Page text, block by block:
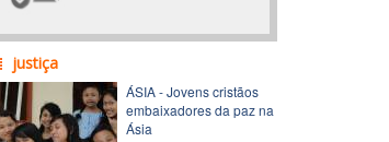
justiça
ÁSIA - Jovens cristãos
embaixadores da paz na
Ásia